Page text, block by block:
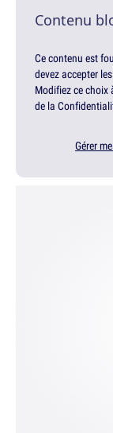
Contenu
Ce contenu est
devez accepter
Modifiez ce choix
de la
Gérer